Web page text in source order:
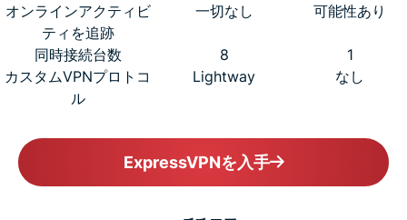
オンラインアクティビ
ティを追跡
一切なし 可能性あり
同時接続台数 8
1
カスタムVPNプロトコ
ル
Lightway なし
ExpressVPNを入手